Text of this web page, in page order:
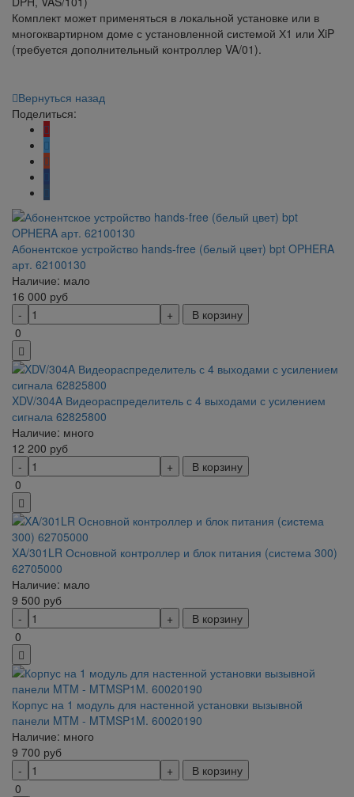
Комплект может применяться в локальной установке или в
многоквартирном доме с установленной системой Х1 или XiP
(требуется дополнительный контроллер VA/01).
Вернуться назад
Поделиться:
Абонентское устройство hands-free (белый цвет) bpt OPHERA
арт. 62100130
Наличие: мало
16 000 руб
В корзину
0
XDV/304A Видеораспределитель с 4 выходами с усилением
сигнала 62825800
Наличие: много
12 200 руб
В корзину
0
XA/301LR Основной контроллер и блок питания (система 300)
62705000
Наличие: мало
9 500 руб
В корзину
0
Корпус на 1 модуль для настенной установки вызывной
панели MTM - MTMSP1M. 60020190
Наличие: много
9 700 руб
В корзину
0